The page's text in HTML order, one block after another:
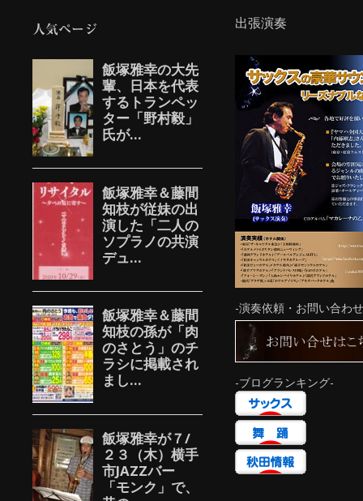
人気ページ 出張演奏
-演奏依頼・お問い合わ
-ブログランキング-